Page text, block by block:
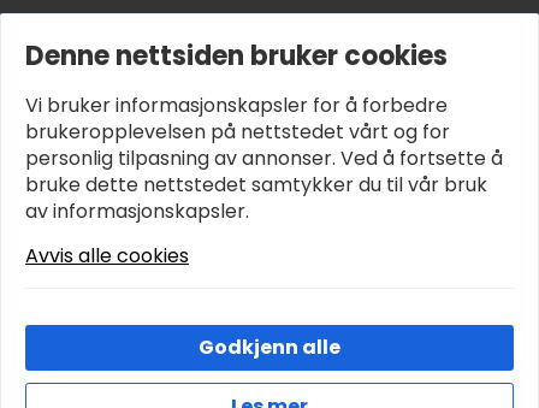
OM OSS
KJØPSVILKÅR OG BETINGELSER
PERSONVERN
Denne nettsiden bruker cookies
Vi bruker informasjonskapsler for å forbedre
brukeropplevelsen på nettstedet vårt og for
personlig tilpasning av annonser. Ved å fortsette å
bruke dette nettstedet samtykker du til vår bruk
av informasjonskapsler.
Avvis alle cookies
Godkjenn alle